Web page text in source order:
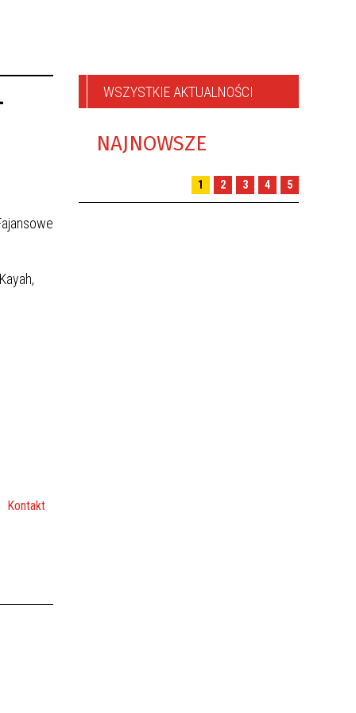
Kontakt
WSZYSTKIE AKTUALNOŚCI
NAJNOWSZE
1 2 3 4 5